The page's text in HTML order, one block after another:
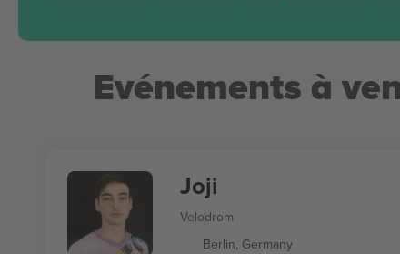
Evénements à
Joji
Velodrom
Berlin, Germany